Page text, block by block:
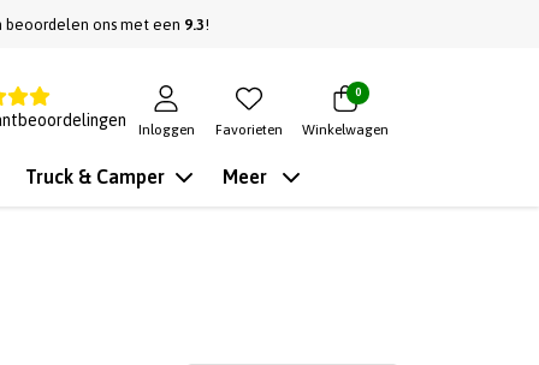
beoordelen ons met een 9.3!
Inloggen Favorieten
0
Winkelwagen
Truck & Camper Meer